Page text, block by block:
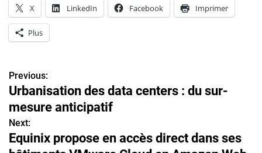
X LinkedIn Facebook Imprimer
Plus
N
a
v
i
Previous:
Urbanisation des data centers : du sur-
mesure anticipatif
Next:
Equinix propose en accès direct dans ses